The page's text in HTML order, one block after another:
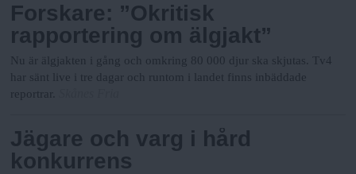
Forskare: ”Okritisk
rapportering om älgjakt”
Nu är älgjakten i gång och omkring 80 000 djur ska skjutas. Tv4
har sänt live i tre dagar och runtom i landet finns inbäddade
reportrar.
Jägare och varg i hård
konkurrens